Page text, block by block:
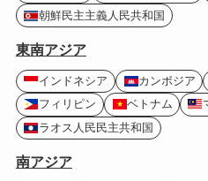
朝鮮民主主義人民共和国
東南アジア
インドネシア カンボジア
フィリピン
ベトナム
ラオス人民民主共和国
南アジア